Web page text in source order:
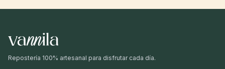
Repostería 100% artesanal para disfrutar cada día.